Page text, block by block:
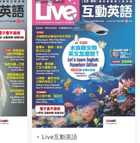
Live互動英語